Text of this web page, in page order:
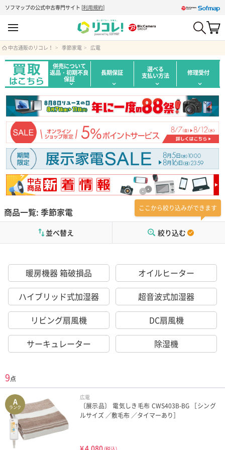
ソフマップの公式中古専門サイト [利用規約]
中古通販のリコレ！ 季節家電 広電
併売について
返品・初期不良
保証
長期保証 選べる
支払い方法 修理受付
商品一覧: 季節家電 ここから絞り込みができます
絞り込む
並べ替え
暖房機器 箱破損品
オイルヒーター
ハイブリッド式加湿器
超音波式加湿器
リビング扇風機
DC扇風機
サーキュレーター
除湿機
9点
A
ランク
広電
〔展示品〕 電気しき毛布 CWS403B-BG ［シング
ルサイズ ／敷毛布 ／タイマーあり］